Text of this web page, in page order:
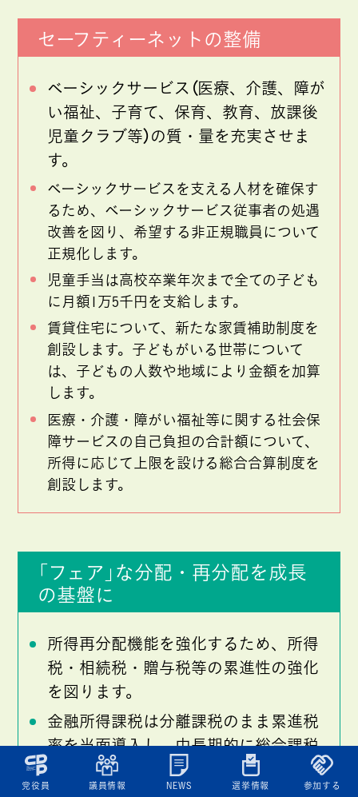
党役員 議員情報 NEWS 選挙情報 参加する
セーフティーネットの整備
ベーシックサービス（医療、介護、障が
い福祉、子育て、保育、教育、放課後
児童クラブ等）の質・量を充実させま
す。
ベーシックサービスを支える人材を確保す
るため、ベーシックサービス従事者の処遇
改善を図り、希望する非正規職員について
正規化します。
児童手当は高校卒業年次まで全ての子ども
に月額1万5千円を支給します。
賃貸住宅について、新たな家賃補助制度を
創設します。子どもがいる世帯について
は、子どもの人数や地域により金額を加算
します。
医療・介護・障がい福祉等に関する社会保
障サービスの自己負担の合計額について、
所得に応じて上限を設ける総合合算制度を
創設します。
「フェア」な分配・再分配を成長
の基盤に
所得再分配機能を強化するため、所得
税・相続税・贈与税等の累進性の強化
を図ります。
金融所得課税は分離課税のまま累進税
率を当面導入し、中長期的に総合課税
化します。